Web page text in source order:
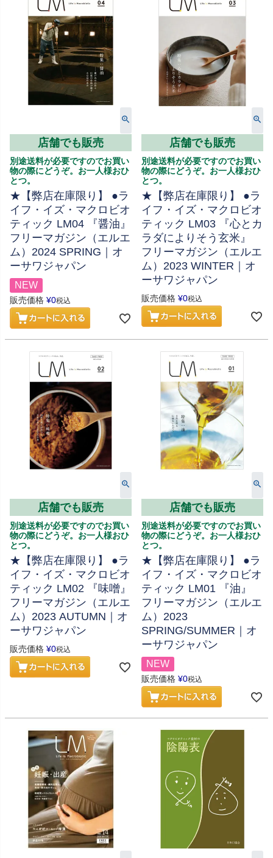
店舗でも販売
別途送料が必要ですのでお買い
物の際にどうぞ。お一人様おひ
とつ。
★【弊店在庫限り】 ●ラ
イフ・イズ・マクロビオ
ティック LM04 『醤油』
フリーマガジン（エルエ
ム）2024 SPRING｜オ
ーサワジャパン
NEW
販売価格 ¥0税込
店舗でも販売
別途送料が必要ですのでお買い
物の際にどうぞ。お一人様おひ
とつ。
★【弊店在庫限り】 ●ラ
イフ・イズ・マクロビオ
ティック LM03 『心とカ
ラダによりそう玄米』
フリーマガジン（エルエ
ム）2023 WINTER｜オ
ーサワジャパン
販売価格 ¥0税込
店舗でも販売
別途送料が必要ですのでお買い
物の際にどうぞ。お一人様おひ
とつ。
★【弊店在庫限り】 ●ラ
イフ・イズ・マクロビオ
ティック LM02 『味噌』
フリーマガジン（エルエ
ム）2023 AUTUMN｜オ
ーサワジャパン
販売価格 ¥0税込
店舗でも販売
別途送料が必要ですのでお買い
物の際にどうぞ。お一人様おひ
とつ。
★【弊店在庫限り】 ●ラ
イフ・イズ・マクロビオ
ティック LM01 『油』
フリーマガジン（エルエ
ム）2023
SPRING/SUMMER｜オ
ーサワジャパン
NEW
販売価格 ¥0税込